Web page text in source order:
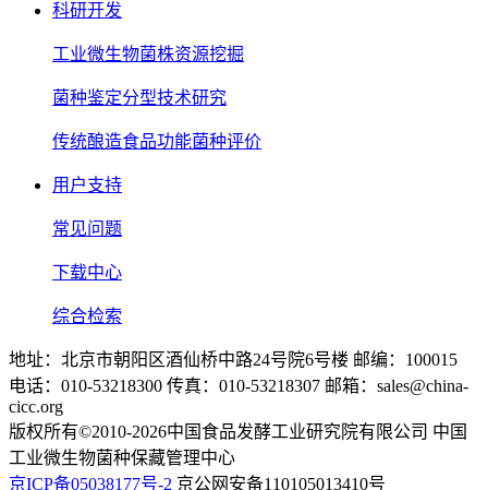
科研开发
工业微生物菌株资源挖掘
菌种鉴定分型技术研究
传统酿造食品功能菌种评价
用户支持
常见问题
下载中心
综合检索
地址：北京市朝阳区酒仙桥中路24号院6号楼 邮编：100015
电话：010-53218300 传真：010-53218307 邮箱：sales@china-
cicc.org
版权所有©2010-2026中国食品发酵工业研究院有限公司 中国
工业微生物菌种保藏管理中心
京ICP备05038177号-2 京公网安备110105013410号